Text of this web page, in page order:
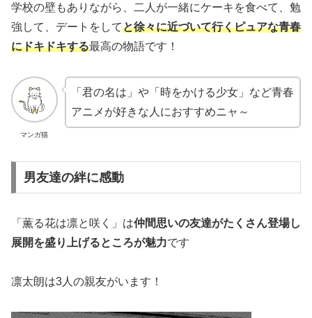
学校の壁もありながら、二人が一緒にケーキを食べて、勉
強して、デートをしてと徐々に近づいて行くピュアな青春
にドキドキする最高の物語です！
マンガ猫
「君の名は」や「時をかける少女」など青春
アニメが好きな人におすすめニャ～
男友達の絆に感動
「薫る花は凛と咲く」は仲間思いの友達がたくさん登場し
展開を盛り上げるところが魅力です
凛太朗は3人の親友がいます！